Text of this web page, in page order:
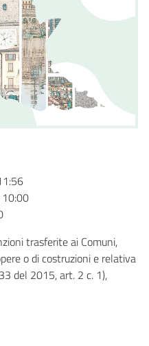
trasferite ai Comuni,
o di costruzioni e relativa
del 2015, art. 2 c. 1),